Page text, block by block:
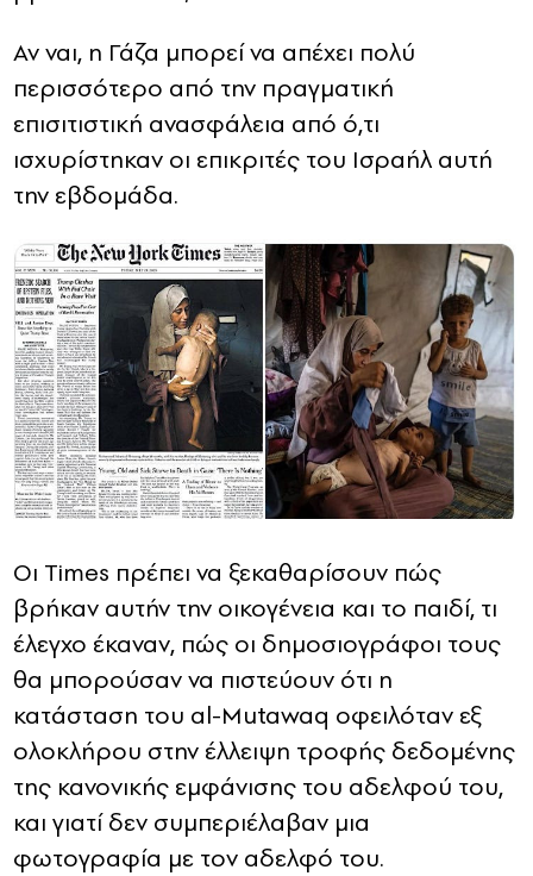
Αν ναι, η Γάζα μπορεί να απέχει πολύ
περισσότερο από την πραγματική
επισιτιστική ανασφάλεια από ό,τι
ισχυρίστηκαν οι επικριτές του Ισραήλ αυτή
την εβδομάδα.
Οι Times πρέπει να ξεκαθαρίσουν πώς
βρήκαν αυτήν την οικογένεια και το παιδί, τι
έλεγχο έκαναν, πώς οι δημοσιογράφοι τους
θα μπορούσαν να πιστεύουν ότι η
κατάσταση του al-Mutawaq οφειλόταν εξ
ολοκλήρου στην έλλειψη τροφής δεδομένης
της κανονικής εμφάνισης του αδελφού του,
και γιατί δεν συμπεριέλαβαν μια
φωτογραφία με τον αδελφό του.